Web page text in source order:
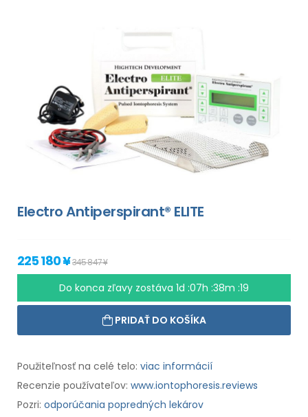
Electro Antiperspirant® ELITE
225 180 ¥345 847 ¥
Do konca zľavy zostáva 1d :07h :38m :18
PRIDAŤ DO KOŠÍKA
Použiteľnosť na celé telo: viac informácií
Recenzie používateľov: www.iontophoresis.reviews
Pozri: odporúčania popredných lekárov